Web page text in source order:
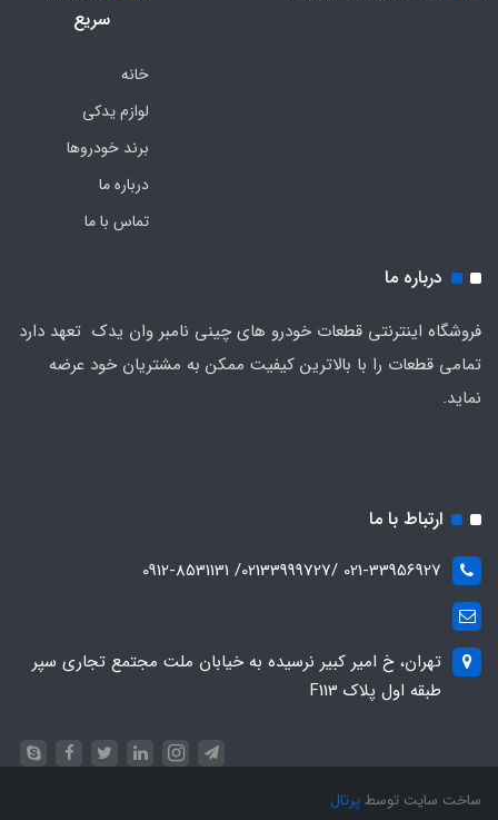
سریع
خانه
لوازم یدکی
برند خودروها
درباره ما
تماس با ما
درباره ما
فروشگاه اینترنتی قطعات خودرو های چینی نامبر وان یدک تعهد دارد
تمامی قطعات را با بالاترین کیفیت ممکن به مشتریان خود عرضه
نماید.
ارتباط با ما
021-33956927 /02133999727/ 0912-8531131
تهران، خ امیر کبیر نرسیده به خیابان ملت مجتمع تجاری سپر
طبقه اول پلاک F113
ساخت سایت توسطپرتال